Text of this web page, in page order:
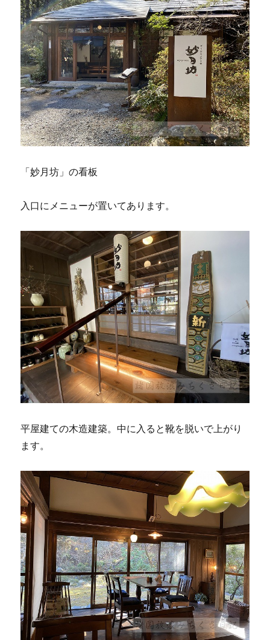
「妙月坊」の看板
入口にメニューが置いてあります。
平屋建ての木造建築。中に入ると靴を脱いで上がり
ます。